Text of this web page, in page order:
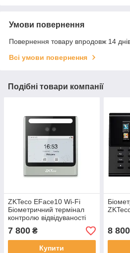
Умови повернення
Повернення товару впродовж 14
Всі умови повернення
Подібні товари компанії
ZKTeco EFace10 Wi-Fi
Біометричний термінал
контролю відвідуваності
співробітників (ID:
обличчя)
7 800 ₴
Купити
8 800